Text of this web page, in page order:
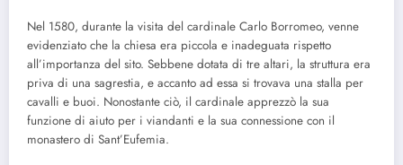
Nel 1580, durante la visita del cardinale Carlo Borromeo, venne
evidenziato che la chiesa era piccola e inadeguata rispetto
all’importanza del sito. Sebbene dotata di tre altari, la struttura era
priva di una sagrestia, e accanto ad essa si trovava una stalla per
cavalli e buoi. Nonostante ciò, il cardinale apprezzò la sua
funzione di aiuto per i viandanti e la sua connessione con il
monastero di Sant’Eufemia.